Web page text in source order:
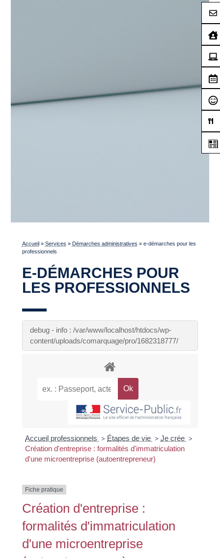
Accueil » Services » Démarches administratives » e-démarches pour les
professionnels
E-DÉMARCHES POUR
LES PROFESSIONNELS
debug - info : /var/www/localhost/htdocs/wp-
content/uploads/comarquage/pro/1682318777/
Accueil professionnels > Étapes de vie > Je crée >
Création d'entreprise : formalités d'immatriculation
d'une microentreprise (autoentrepreneur)
Fiche pratique
Création d'entreprise :
formalités d'immatriculation
d'une microentreprise